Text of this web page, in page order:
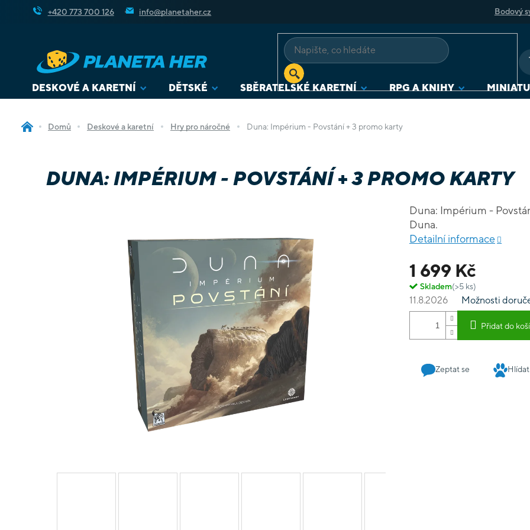
+420 773 700 126 info@planetaher.cz Bodový
DESKOVÉ A KARETNÍ DĚTSKÉ SBĚRATELSKÉ KARETNÍ RPG A KNIHY
Domů Deskové a karetní Hry pro náročné Duna: Impérium - Povstání + 3 promo karty
DUNA: IMPÉRIUM - POVSTÁNÍ + 3 PROMO KARTY
1 699 Kč
Skladem(>5 ks)
11.8.2026 Možnosti
Přidat do
Duna: Impérium -
Duna.
Detailní informace
Zeptat se Hlídat